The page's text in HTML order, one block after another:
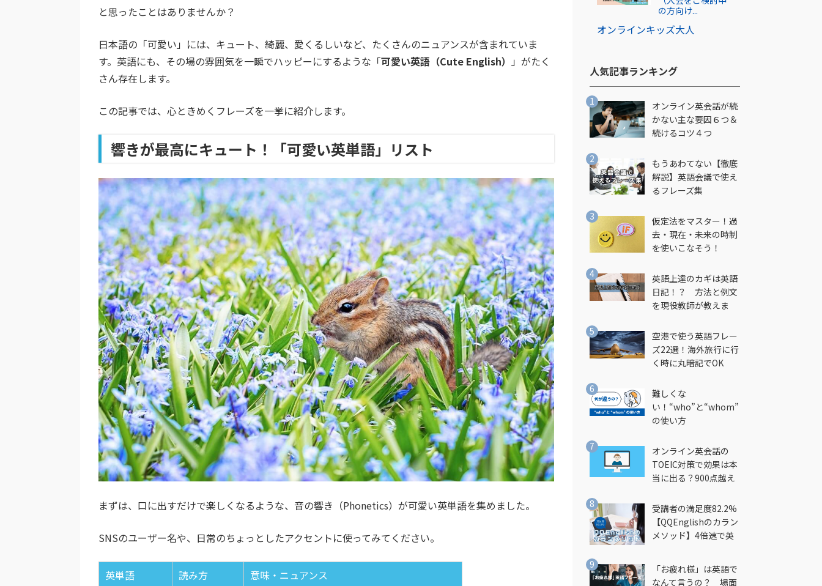
と思ったことはありませんか？
日本語の「可愛い」には、キュート、綺麗、愛くるしいなど、たくさんのニュアンスが含まれていま
す。英語にも、その場の雰囲気を一瞬でハッピーにするような「可愛い英語（Cute English）
」がたく
さん存在します。
この記事では、心ときめくフレーズを一挙に紹介します。
響きが最高にキュート！「可愛い英単語」リスト
まずは、口に出すだけで楽しくなるような、音の響き（Phonetics）が可愛い英単語を集めました。
SNSのユーザー名や、日常のちょっとしたアクセントに使ってみてください。
英単語 読み方
意味・ニュアンス
オンラインキッズ大人
の方向け...
人気記事ランキング​
オンライン英会話が続
かない主な要因６つ＆
続けるコツ４つ
もうあわてない【徹底
解説】英語会議で使え
るフレーズ集
仮定法をマスター！過
去・現在・未来の時制
を使いこなそう！
英語上達のカギは英語
日記！？ 方法と例文
を現役教師が教えま
空港で使う英語フレー
ズ22選！海外旅行に行
く時に丸暗記でOK
難しくな
い！“who”と“whom”
の使い方
オンライン英会話の
TOEIC対策で効果は本
当に出る？900点越え
受講者の満足度82.2%
【QQEnglishのカラン
メソッド】4倍速で英
法とは？
「お疲れ様」は英語で
なんて言うの？ 場面